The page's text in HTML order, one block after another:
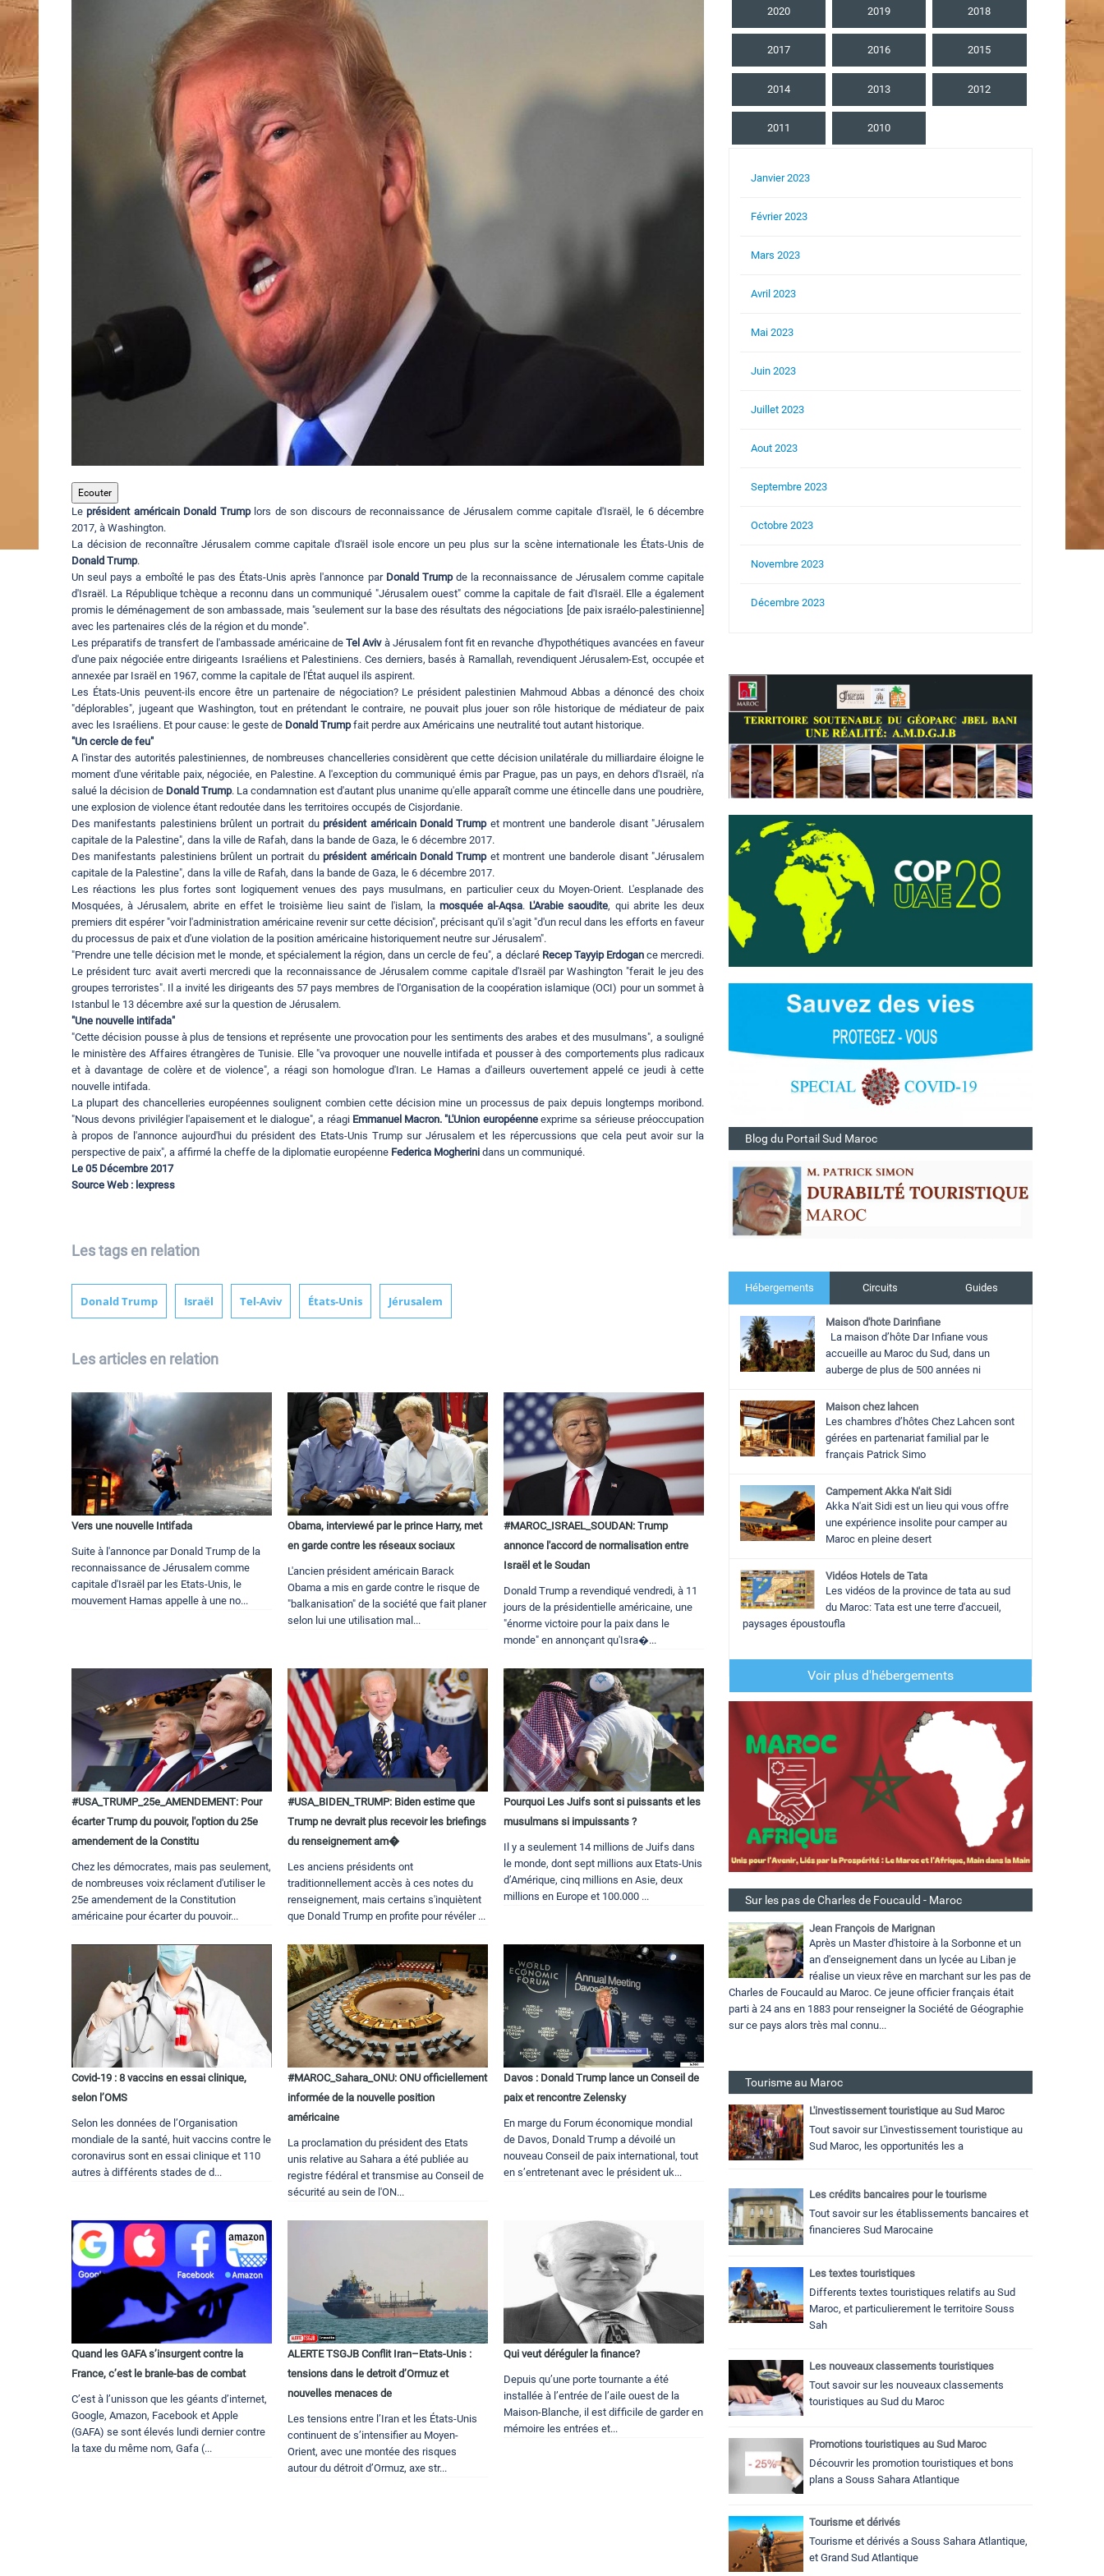
Ecouter
Leprésident américain Donald Trumplors de son discours de reconnaissance de Jérusalem comme capitale d'Israël, le 6 décembre
2017, à Washington.
La décision de reconnaître Jérusalem comme capitale d'Israël isole encore un peu plus sur la scène internationale les États-Unis de
Donald Trump.
Un seul pays a emboîté le pas des États-Unis après l'annonce par Donald Trumpde la reconnaissance de Jérusalem comme capitale
d'Israël. La République tchèque a reconnu dans un communiqué "Jérusalem ouest" comme la capitale de fait d'Israël. Elle a également
promis le déménagement de son ambassade, mais "seulement sur la base des résultats des négociations [de paix israélo-palestinienne]
avec les partenaires clés de la région et du monde".
Les préparatifs de transfert de l'ambassade américaine deTel Avivà Jérusalem font fit en revanche d'hypothétiques avancées en faveur
d'une paix négociée entre dirigeants Israéliens et Palestiniens. Ces derniers, basés à Ramallah, revendiquent Jérusalem-Est, occupée et
annexée par Israël en 1967, comme la capitale de l'État auquel ils aspirent.
Les États-Unis peuvent-ils encore être un partenaire de négociation? Le président palestinien Mahmoud Abbas a dénoncé des choix
"déplorables", jugeant que Washington, tout en prétendant le contraire, ne pouvait plus jouer son rôle historique de médiateur de paix
avec les Israéliens. Et pour cause: le geste de Donald Trumpfait perdre aux Américains une neutralité tout autant historique.
"Un cercle de feu"
A l'instar des autorités palestiniennes, de nombreuses chancelleries considèrent que cette décision unilatérale du milliardaire éloigne le
moment d'une véritable paix, négociée, en Palestine. A l'exception du communiqué émis par Prague, pas un pays, en dehors d'Israël, n'a
salué la décision de Donald Trump. La condamnation est d'autant plus unanime qu'elle apparaît comme une étincelle dans une poudrière,
une explosion de violence étant redoutée dans les territoires occupés de Cisjordanie.
Des manifestants palestiniens brûlent un portrait duprésident américain Donald Trumpet montrent une banderole disant "Jérusalem
capitale de la Palestine", dans la ville de Rafah, dans la bande de Gaza, le 6 décembre 2017.
Des manifestants palestiniens brûlent un portrait duprésident américain Donald Trumpet montrent une banderole disant "Jérusalem
capitale de la Palestine", dans la ville de Rafah, dans la bande de Gaza, le 6 décembre 2017.
Les réactions les plus fortes sont logiquement venues des pays musulmans, en particulier ceux du Moyen-Orient. L'esplanade des
Mosquées, à Jérusalem, abrite en effet le troisième lieu saint de l'islam, la mosquée al-Aqsa. L'Arabie saoudite, qui abrite les deux
premiers dit espérer "voir l'administration américaine revenir sur cette décision", précisant qu'il s'agit "d'un recul dans les efforts en faveur
du processus de paix et d'une violation de la position américaine historiquement neutre sur Jérusalem".
"Prendre une telle décision met le monde, et spécialement la région, dans un cercle de feu", a déclaré Recep Tayyip Erdogance mercredi.
Le président turc avait averti mercredi que la reconnaissance de Jérusalem comme capitale d'Israël par Washington "ferait le jeu des
groupes terroristes". Il a invité les dirigeants des 57 pays membres de l'Organisation de la coopération islamique (OCI) pour un sommet à
Istanbul le 13 décembre axé sur la question de Jérusalem.
"Une nouvelle intifada"
"Cette décision pousse à plus de tensions et représente une provocation pour les sentiments des arabes et des musulmans", a souligné
le ministère des Affaires étrangères de Tunisie. Elle "va provoquer une nouvelle intifada et pousser à des comportements plus radicaux
et à davantage de colère et de violence", a réagi son homologue d'Iran. Le Hamas a d'ailleurs ouvertement appelé ce jeudi à cette
nouvelle intifada.
La plupart des chancelleries européennes soulignent combien cette décision mine un processus de paix depuis longtemps moribond.
"Nous devons privilégier l'apaisement et le dialogue", a réagi Emmanuel Macron. "L'Union européenneexprime sa sérieuse préoccupation
à propos de l'annonce aujourd'hui du président des Etats-Unis Trump sur Jérusalem et les répercussions que cela peut avoir sur la
perspective de paix", a affirmé la cheffe de la diplomatie européenne Federica Mogherini dans un communiqué.
Le 05 Décembre 2017
Source Web : lexpress
Les tags en relation
Donald Trump Israël Tel-Aviv États-Unis Jérusalem
Les articles en relation
Vers une nouvelle Intifada
Suite à l'annonce par Donald Trump de la
reconnaissance de Jérusalem comme
capitale d'Israël par les Etats-Unis, le
mouvement Hamas appelle à une no...
Obama, interviewé par le prince Harry, met
en garde contre les réseaux sociaux
L'ancien président américain Barack
Obama a mis en garde contre le risque de
"balkanisation" de la société que fait planer
selon lui une utilisation mal...
#MAROC_ISRAEL_SOUDAN: Trump
annonce l'accord de normalisation entre
Israël et le Soudan
Donald Trump a revendiqué vendredi, à 11
jours de la présidentielle américaine, une
"énorme victoire pour la paix dans le
monde" en annonçant qu'Isra�...
#USA_TRUMP_25e_AMENDEMENT: Pour
écarter Trump du pouvoir, l'option du 25e
amendement de la Constitu
Chez les démocrates, mais pas seulement,
de nombreuses voix réclament d'utiliser le
25e amendement de la Constitution
américaine pour écarter du pouvoir...
#USA_BIDEN_TRUMP: Biden estime que
Trump ne devrait plus recevoir les briefings
du renseignement am�
Les anciens présidents ont
traditionnellement accès à ces notes du
renseignement, mais certains s'inquiètent
que Donald Trump en profite pour révéler ...
Pourquoi Les Juifs sont si puissants et les
musulmans si impuissants ?
Il y a seulement 14 millions de Juifs dans
le monde, dont sept millions aux Etats-Unis
d’Amérique, cinq millions en Asie, deux
millions en Europe et 100.000 ...
Covid-19 : 8 vaccins en essai clinique,
selon l’OMS
Selon les données de l’Organisation
mondiale de la santé, huit vaccins contre le
coronavirus sont en essai clinique et 110
autres à différents stades de d...
#MAROC_Sahara_ONU: ONU officiellement
informée de la nouvelle position
américaine
La proclamation du président des Etats
unis relative au Sahara a été publiée au
registre fédéral et transmise au Conseil de
sécurité au sein de l'ON...
Davos : Donald Trump lance un Conseil de
paix et rencontre Zelensky
En marge du Forum économique mondial
de Davos, Donald Trump a dévoilé un
nouveau Conseil de paix international, tout
en s’entretenant avec le président uk...
Quand les GAFA s’insurgent contre la
France, c’est le branle-bas de combat
C’est à l’unisson que les géants d’internet,
Google, Amazon, Facebook et Apple
(GAFA) se sont élevés lundi dernier contre
la taxe du même nom, Gafa (...
ALERTE TSGJB Conflit Iran–Etats-Unis :
tensions dans le detroit d’Ormuz et
nouvelles menaces de
Les tensions entre l’Iran et les États-Unis
continuent de s’intensifier au Moyen-
Orient, avec une montée des risques
autour du détroit d’Ormuz, axe str...
Qui veut déréguler la finance?
Depuis qu’une porte tournante a été
installée à l’entrée de l’aile ouest de la
Maison-Blanche, il est difficile de garder en
mémoire les entrées et...
2020 2019 2018
2017 2016 2015
2014 2013 2012
2011 2010
Janvier 2023
Février 2023
Mars 2023
Avril 2023
Mai 2023
Juin 2023
Juillet 2023
Aout 2023
Septembre 2023
Octobre 2023
Novembre 2023
Décembre 2023
Blog du Portail Sud Maroc
Hébergements Circuits Guides
Maison d'hote Darinfiane
La maison d’hôte Dar Infiane vous
accueille au Maroc du Sud, dans un
auberge de plus de 500 années ni
Maison chez lahcen
Les chambres d’hôtes Chez Lahcen sont
gérées en partenariat familial par le
français Patrick Simo
Campement Akka N'ait Sidi
Akka N'ait Sidi est un lieu qui vous offre
une expérience insolite pour camper au
Maroc en pleine desert
Vidéos Hotels de Tata
Les vidéos de la province de tata au sud
du Maroc: Tata est une terre d'accueil,
paysages époustoufla
Voir plus d'hébergements
Sur les pas de Charles de Foucauld - Maroc
Jean François de Marignan
Après un Master d'histoire à la Sorbonne et un
an d'enseignement dans un lycée au Liban je
réalise un vieux rêve en marchant sur les pas de
Charles de Foucauld au Maroc. Ce jeune officier français était
parti à 24 ans en 1883 pour renseigner la Société de Géographie
sur ce pays alors très mal connu...
Tourisme au Maroc
L'investissement touristique au Sud Maroc
Tout savoir sur L'investissement touristique au
Sud Maroc, les opportunités les a
Les crédits bancaires pour le tourisme
Tout savoir sur les établissements bancaires et
financieres Sud Marocaine
Les textes touristiques
Differents textes touristiques relatifs au Sud
Maroc, et particulierement le territoire Souss
Sah
Les nouveaux classements touristiques
Tout savoir sur les nouveaux classements
touristiques au Sud du Maroc
Promotions touristiques au Sud Maroc
Découvrir les promotion touristiques et bons
plans a Souss Sahara Atlantique
Tourisme et dérivés
Tourisme et dérivés a Souss Sahara Atlantique,
et Grand Sud Atlantique